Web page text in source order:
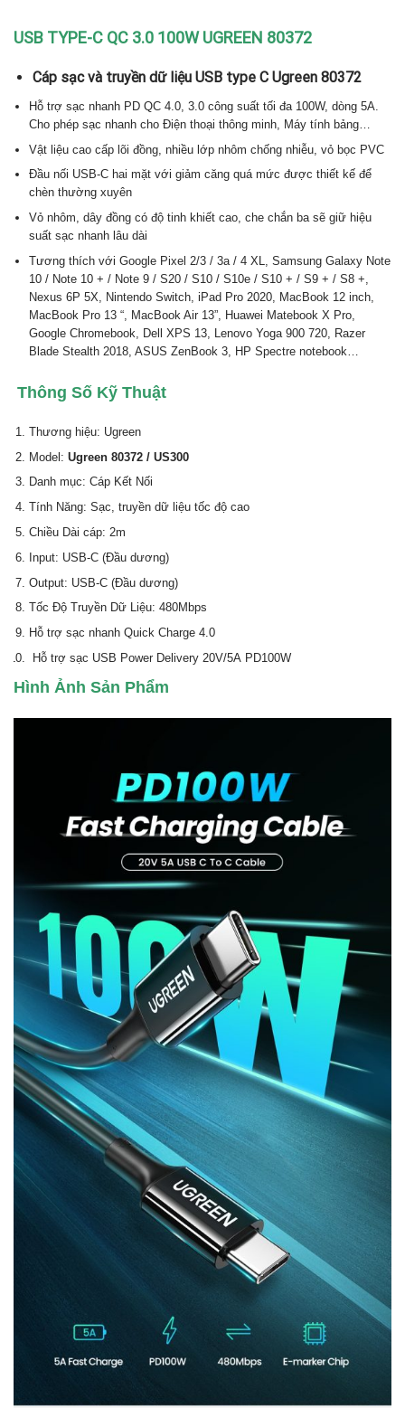
USB TYPE-C QC 3.0 100W UGREEN 80372
Cáp sạc và truyền dữ liệu USB type C Ugreen 80372
Hỗ trợ sạc nhanh PD QC 4.0, 3.0 công suất tối đa 100W, dòng 5A.
Cho phép sạc nhanh cho Điện thoại thông minh, Máy tính bảng…
Vật liệu cao cấp lõi đồng, nhiều lớp nhôm chống nhiễu, vỏ bọc PVC
Đầu nối USB-C hai mặt với giảm căng quá mức được thiết kế để
chèn thường xuyên
Vỏ nhôm, dây đồng có độ tinh khiết cao, che chắn ba sẽ giữ hiệu
suất sạc nhanh lâu dài
Tương thích với Google Pixel 2/3 / 3a / 4 XL, Samsung Galaxy Note
10 / Note 10 + / Note 9 / S20 / S10 / S10e / S10 + / S9 + / S8 +,
Nexus 6P 5X, Nintendo Switch, iPad Pro 2020, MacBook 12 inch,
MacBook Pro 13 “, MacBook Air 13”, Huawei Matebook X Pro,
Google Chromebook, Dell XPS 13, Lenovo Yoga 900 720, Razer
Blade Stealth 2018, ASUS ZenBook 3, HP Spectre notebook…
Thông Số Kỹ Thuật
Thương hiệu: Ugreen
Model: Ugreen 80372 / US300
Danh mục: Cáp Kết Nối
Tính Năng: Sạc, truyền dữ liệu tốc độ cao
Chiều Dài cáp: 2m
Input: USB-C (Đầu dương)
Output: USB-C (Đầu dương)
Tốc Độ Truyền Dữ Liệu: 480Mbps
Hỗ trợ sạc nhanh Quick Charge 4.0
Hỗ trợ sạc USB Power Delivery 20V/5A PD100W
Hình Ảnh Sản Phẩm